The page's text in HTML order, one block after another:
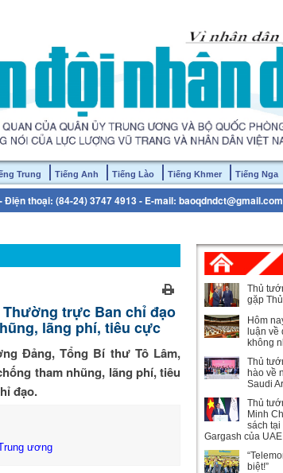
Trung Tiếng Anh Tiếng Lào Tiếng Khmer Tiếng Nga
thoại: (84-24) 3747 4913 - E-mail:
trực Ban chỉ đạo
lãng phí, tiêu cực
Đảng, Tổng Bí thư Tô Lâm,
tham nhũng, lãng phí, tiêu
đạo.
ương
Thủ
gặp
Hôm
luận về
không
Thủ
hào về
Saudi
Thủ
Minh
sách tại
Gargash của UAE
biệt!”